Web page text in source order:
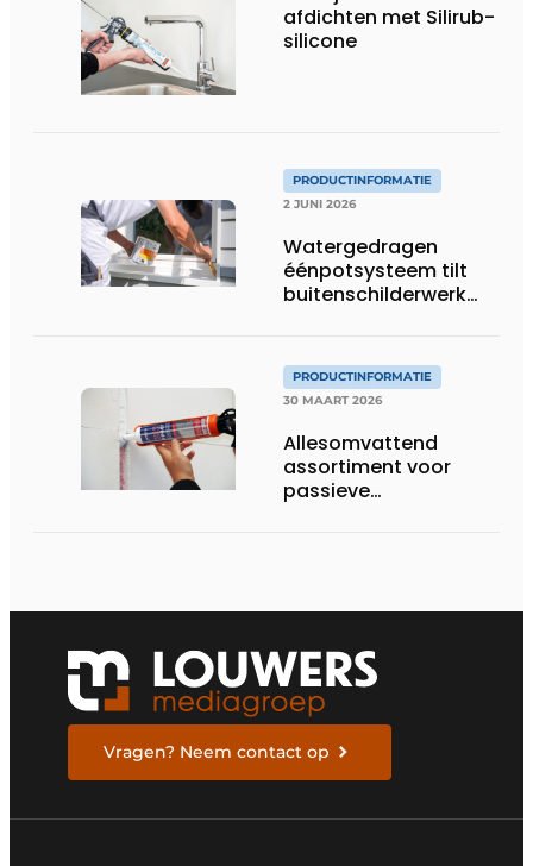
afdichten met Silirub-
silicone
PRODUCTINFORMATIE
2 JUNI 2026
Watergedragen
éénpotsysteem tilt
buitenschilderwerk
PRODUCTINFORMATIE
30 MAART 2026
Allesomvattend
assortiment voor
passieve
Vragen? Neem contact op